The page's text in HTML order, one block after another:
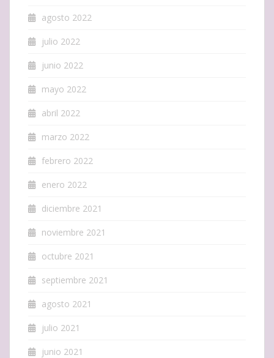
agosto 2022
julio 2022
junio 2022
mayo 2022
abril 2022
marzo 2022
febrero 2022
enero 2022
diciembre 2021
noviembre 2021
octubre 2021
septiembre 2021
agosto 2021
julio 2021
junio 2021